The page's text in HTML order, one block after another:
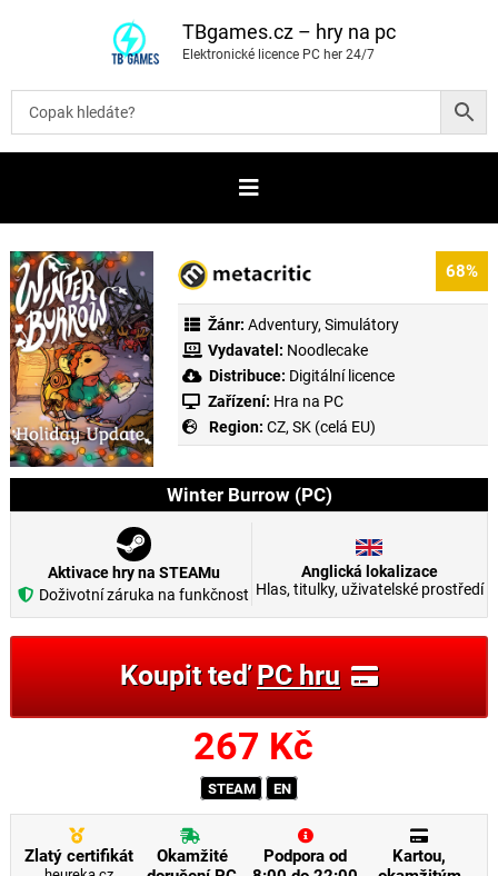
t
b
TBgames.cz – hry na pc
Elektronické licence PC her 24/7
68%
Žánr: Adventury, Simulátory
Vydavatel: Noodlecake
Distribuce: Digitální licence
Zařízení: Hra na PC
Region: CZ, SK (celá EU)
Winter Burrow (PC)
Aktivace hry na STEAMu
Doživotní záruka na funkčnost
Anglická lokalizace
Hlas, titulky, uživatelské prostředí
Koupit teďPC hru
267 Kč
STEAM EN
Zlatý certifikát
Okamžité
Podpora od
Kartou,